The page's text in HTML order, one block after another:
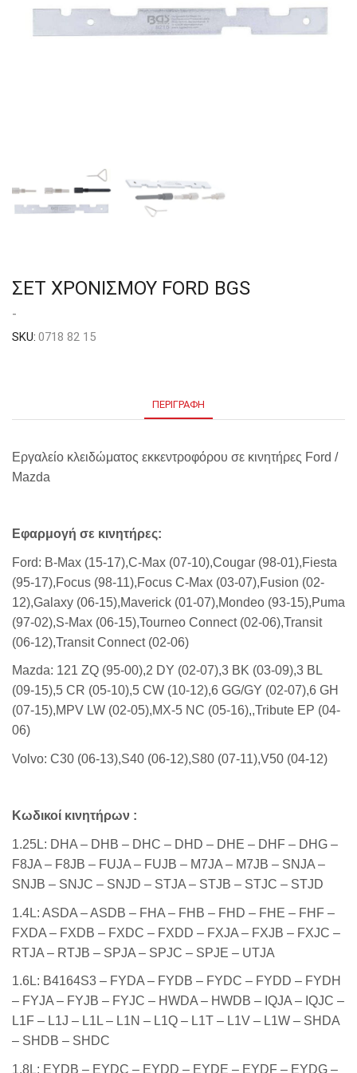
ΣΕΤ ΧΡΟΝΙΣΜΟΥ FORD BGS
-
SKU: 0718 82 15
ΠΕΡΙΓΡΑΦΉ
Εργαλείο κλειδώματος εκκεντροφόρου σε κινητήρες Ford /
Mazda
Εφαρμογή σε κινητήρες:
Ford: B-Max (15-17),C-Max (07-10),Cougar (98-01),Fiesta
(95-17),Focus (98-11),Focus C-Max (03-07),Fusion (02-
12),Galaxy (06-15),Maverick (01-07),Mondeo (93-15),Puma
(97-02),S-Max (06-15),Tourneo Connect (02-06),Transit
(06-12),Transit Connect (02-06)
Mazda: 121 ZQ (95-00),2 DY (02-07),3 BK (03-09),3 BL
(09-15),5 CR (05-10),5 CW (10-12),6 GG/GY (02-07),6 GH
(07-15),MPV LW (02-05),MX-5 NC (05-16),,Tribute EP (04-
06)
Volvo: C30 (06-13),S40 (06-12),S80 (07-11),V50 (04-12)
Κωδικοί κινητήρων :
1.25L: DHA – DHB – DHC – DHD – DHE – DHF – DHG –
F8JA – F8JB – FUJA – FUJB – M7JA – M7JB – SNJA –
SNJB – SNJC – SNJD – STJA – STJB – STJC – STJD
1.4L: ASDA – ASDB – FHA – FHB – FHD – FHE – FHF –
FXDA – FXDB – FXDC – FXDD – FXJA – FXJB – FXJC –
RTJA – RTJB – SPJA – SPJC – SPJE – UTJA
1.6L: B4164S3 – FYDA – FYDB – FYDC – FYDD – FYDH
– FYJA – FYJB – FYJC – HWDA – HWDB – IQJA – IQJC –
L1F – L1J – L1L – L1N – L1Q – L1T – L1V – L1W – SHDA
– SHDB – SHDC
1.8L: EYDB – EYDC – EYDD – EYDE – EYDF – EYDG –